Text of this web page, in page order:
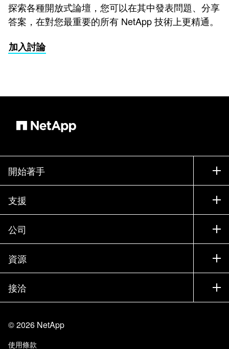
探索各種開放式論壇，您可以在其中發表問題、分享
答案，在對您最重要的所有 NetApp 技術上更精通。
加入討論
開始著手
如何購買
聯絡銷售人員
尋找合作夥伴
試用產品
執行簡報
產品（依英文字母順序排列）
支援
支援
訓練
說明文件
知識庫
社群
公司
公司
合作夥伴
工作機會
信任中心
資源
新聞
活動
部落格
客戶使用經驗
接洽
網站意見反應
©2026 NetApp
使用條款